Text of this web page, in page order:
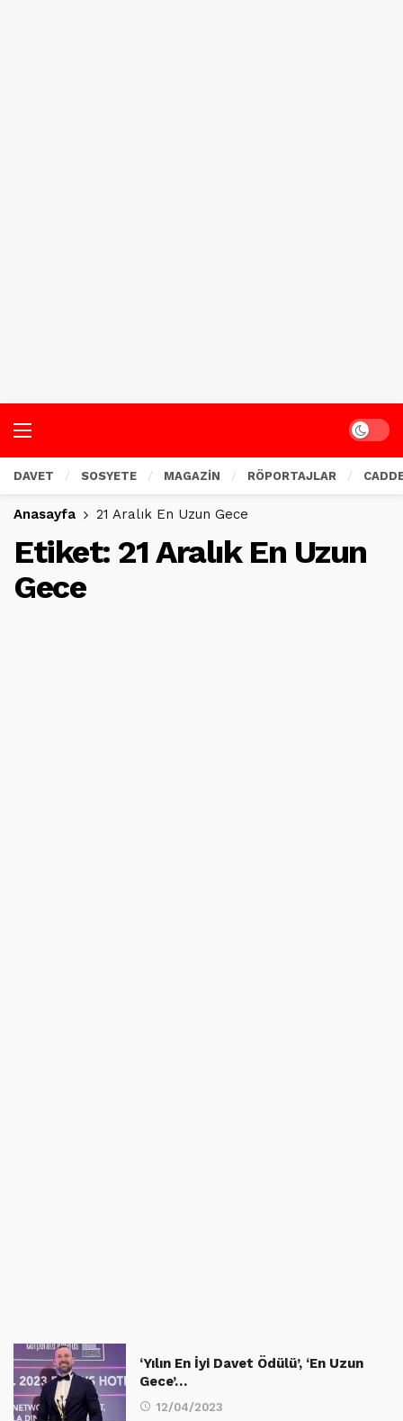
Dark
DAVET SOSYETE MAGAZİN RÖPORTAJLAR
Anasayfa 21 Aralık En Uzun Gece
Etiket: 21 Aralık En Uzun
Gece
‘Yılın En İyi Davet Ödülü’, ‘En Uzun
Gece’…
12/04/2023